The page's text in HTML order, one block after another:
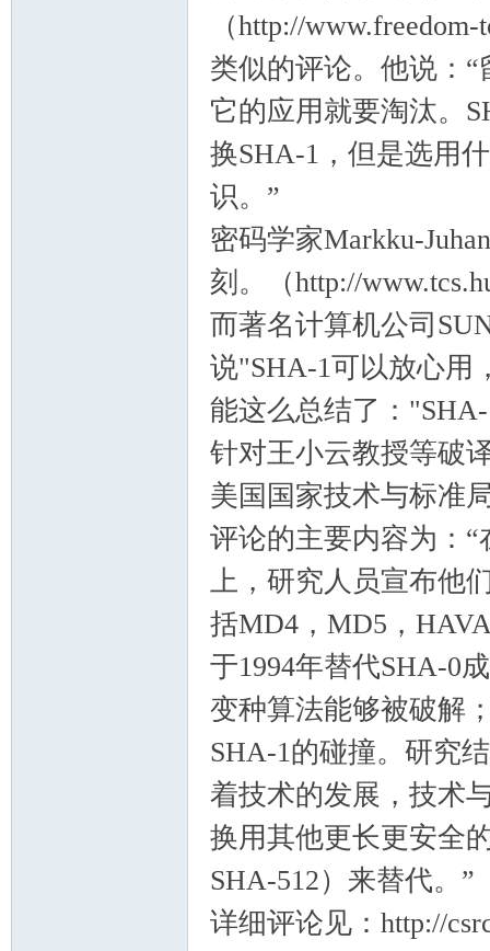
（http://
类似的评论。他说：
它的应用就要淘汰。
换SHA-1，但是选用
识。”
密码学家Markku-
刻。（http://
而著名计算机公司
说"SHA-1可以放心用
能这么总结了：
针对王小云教授等破
美国国家技术与标准
评论的主要内容为：“
上，研究人员宣布他
括MD4，MD5，
于1994年替代SHA-0
变种算法能够被破解
SHA-1的碰撞。研究
着技术的发展，技术
换用其他更长更安全
SHA-512）来替代。”
详细评论见：http://